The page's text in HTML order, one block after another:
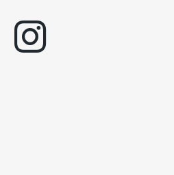
instagram